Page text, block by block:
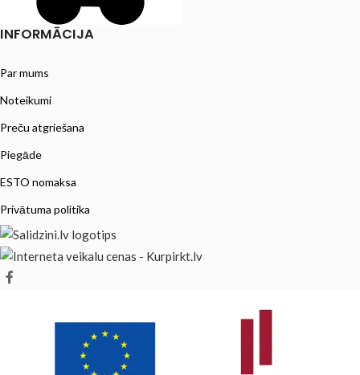
INFORMĀCIJA
Par mums
Noteikumi
Preču atgriešana
Piegāde
ESTO nomaksa
Privātuma politika